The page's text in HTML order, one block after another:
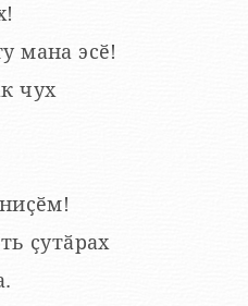
мана эсӗ!
чух
ҫутӑрах